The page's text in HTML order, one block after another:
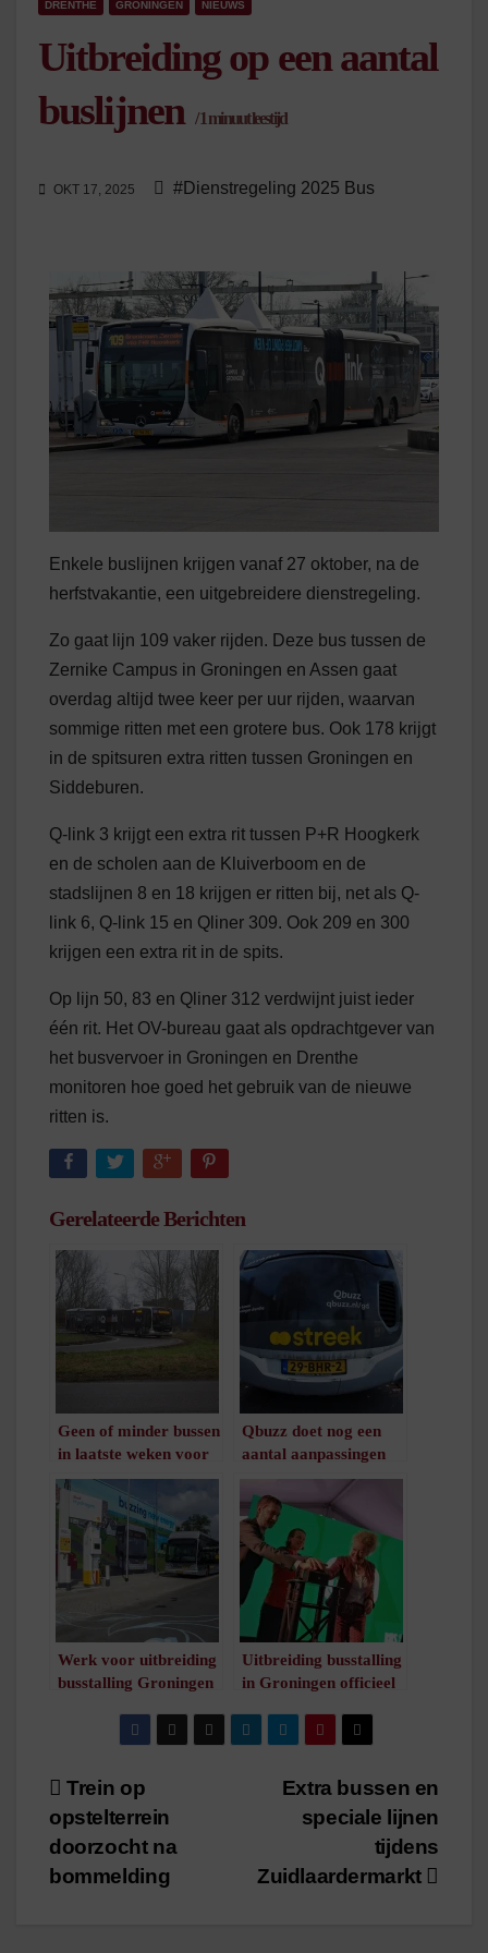
DRENTHE GRONINGEN NIEUWS
Uitbreiding op een aantal
buslijnen /1 minuut leestijd
OKT 17, 2025 #Dienstregeling 2025 Bus
Enkele buslijnen krijgen vanaf 27 oktober, na de
herfstvakantie, een uitgebreidere dienstregeling.
Zo gaat lijn 109 vaker rijden. Deze bus tussen de
Zernike Campus in Groningen en Assen gaat
overdag altijd twee keer per uur rijden, waarvan
sommige ritten met een grotere bus. Ook 178 krijgt
in de spitsuren extra ritten tussen Groningen en
Siddeburen.
Q-link 3 krijgt een extra rit tussen P+R Hoogkerk
en de scholen aan de Kluiverboom en de
stadslijnen 8 en 18 krijgen er ritten bij, net als Q-
link 6, Q-link 15 en Qliner 309. Ook 209 en 300
krijgen een extra rit in de spits.
Op lijn 50, 83 en Qliner 312 verdwijnt juist ieder
één rit. Het OV-bureau gaat als opdrachtgever van
het busvervoer in Groningen en Drenthe
monitoren hoe goed het gebruik van de nieuwe
ritten is.
Gerelateerde Berichten
Geen of minder bussen
in laatste weken voor
vakantie op aantal
buslijnen
/1minuut leestijd
Qbuzz doet nog een
aantal aanpassingen
aan dienstregeling
/1minuut leestijd
Werk voor uitbreiding
busstalling Groningen
minuut leestijd
Uitbreiding busstalling
in Groningen officieel
minuten leestijd
Bericht
navigatie
Extra bussen en
speciale lijnen
tijdens
Zuidlaardermarkt
Trein op
opstelterrein
doorzocht na
bommelding